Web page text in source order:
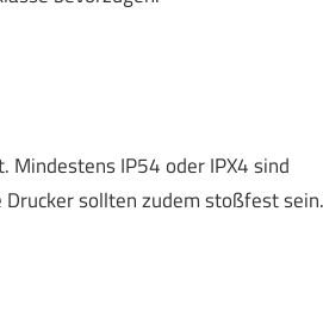
Mindestens IP54 oder IPX4 sind
sollten zudem stoßfest sein.